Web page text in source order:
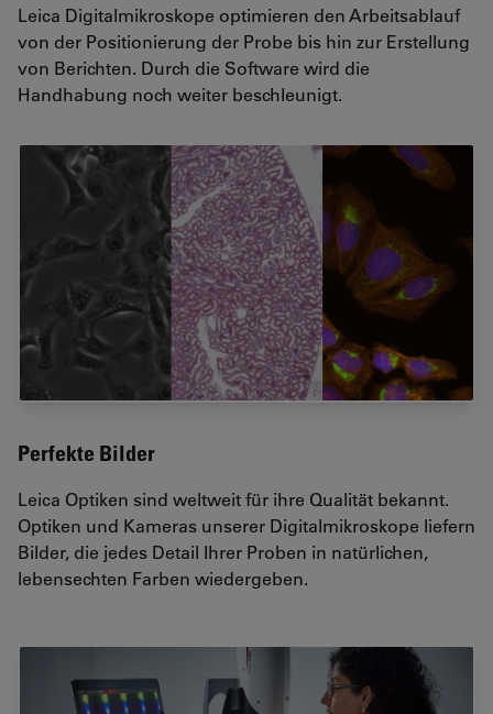
Leica Digitalmikroskope optimieren den Arbeitsablauf
von der Positionierung der Probe bis hin zur Erstellung
von Berichten. Durch die Software wird die
Handhabung noch weiter beschleunigt.
Perfekte Bilder
Leica Optiken sind weltweit für ihre Qualität bekannt.
Optiken und Kameras unserer Digitalmikroskope liefern
Bilder, die jedes Detail Ihrer Proben in natürlichen,
lebensechten Farben wiedergeben.